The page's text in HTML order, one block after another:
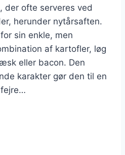
der ofte serveres ved
herunder nytårsaften.
sin enkle, men
af kartofler, løg
eller bacon. Den
karakter gør den til en